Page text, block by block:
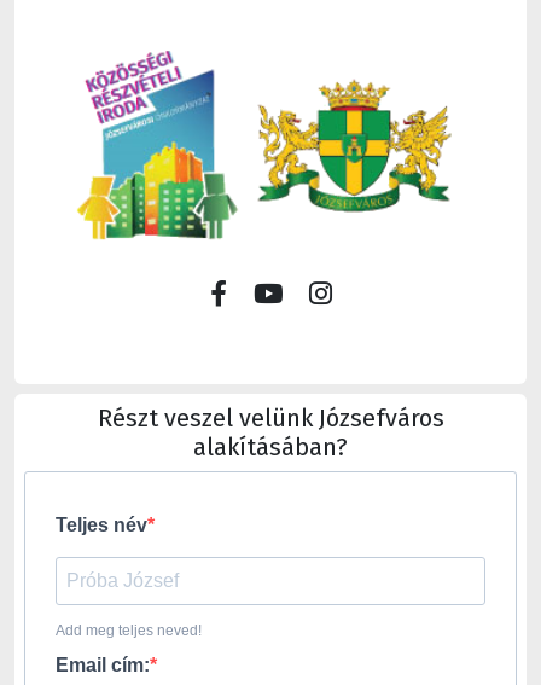
Részt veszel velünk Józsefváros
alakításában?
Teljes név
Add meg teljes neved!
Email cím: